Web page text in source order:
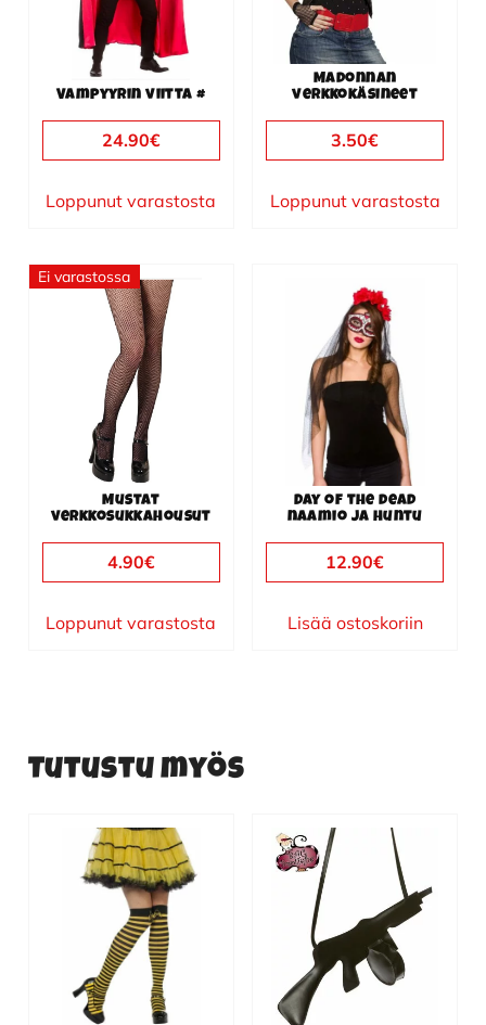
Vampyyrin viitta #
24.90€
Loppunut varastosta
Madonnan
verkkokäsineet
3.50€
Loppunut varastosta
Ei varastossa
Mustat
verkkosukkahousut
4.90€
Loppunut varastosta
Day of the dead
naamio ja huntu
12.90€
Lisää ostoskoriin
Tutustu myös